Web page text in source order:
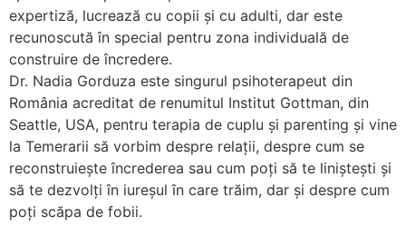
expertiză, lucrează cu copii și cu adulti, dar este
recunoscută în special pentru zona individuală de
construire de încredere.
Dr. Nadia Gorduza este singurul psihoterapeut din
România acreditat de renumitul Institut Gottman, din
Seattle, USA, pentru terapia de cuplu și parenting și vine
la Temerarii să vorbim despre relații, despre cum se
reconstruiește încrederea sau cum poți să te liniștești și
să te dezvolți în iureșul în care trăim, dar și despre cum
poți scăpa de fobii.